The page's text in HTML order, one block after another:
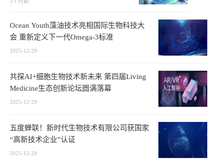
Ocean Youth藻油技术亮相国际生物科技大
会 重新定义下一代Omega-3标准
2025-12-29
共探AI+细胞生物技术新未来 第四届Living
Medicine生态创新论坛圆满落幕
2025-12-29
五度蝉联！新时代生物技术有限公司获国家
“高新技术企业”认证
2025-12-29